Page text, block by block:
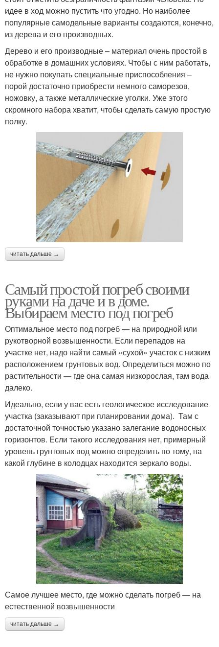
идее в ход можно пустить что угодно. Но наиболее
популярные самодельные варианты создаются, конечно,
из дерева и его производных.
Дерево и его производные – материал очень простой в
обработке в домашних условиях. Чтобы с ним работать,
не нужно покупать специальные приспособления –
порой достаточно приобрести немного саморезов,
ножовку, а также металлические уголки. Уже этого
скромного набора хватит, чтобы сделать самую простую
полку.
читать дальше →
Самый простой погреб своими
руками на даче и в доме.
Выбираем место под погреб
Оптимальное место под погреб — на природной или
рукотворной возвышенности. Если перепадов на
участке нет, надо найти самый «сухой» участок с низким
расположением грунтовых вод. Определиться можно по
растительности — где она самая низкорослая, там вода
далеко.
Идеально, если у вас есть геологическое исследование
участка (заказывают при планировании дома). Там с
достаточной точностью указано залегание водоносных
горизонтов. Если такого исследования нет, примерный
уровень грунтовых вод можно определить по тому, на
какой глубине в колодцах находится зеркало воды.
Самое лучшее место, где можно сделать погреб — на
естественной возвышенности
читать дальше →